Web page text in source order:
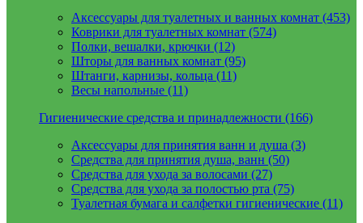
Аксессуары для туалетных и ванных комнат (453)
Коврики для туалетных комнат (574)
Полки, вешалки, крючки (12)
Шторы для ванных комнат (95)
Штанги, карнизы, кольца (11)
Весы напольные (11)
Гигиенические средства и принадлежности (166)
Аксессуары для принятия ванн и душа (3)
Средства для принятия душа, ванн (50)
Средства для ухода за волосами (27)
Средства для ухода за полостью рта (75)
Туалетная бумага и салфетки гигиенические (11)